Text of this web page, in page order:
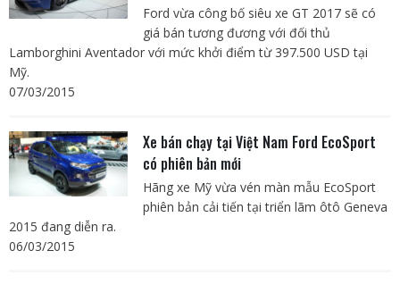
Ford vừa công bố siêu xe GT 2017 sẽ có
giá bán tương đương với đối thủ
Lamborghini Aventador với mức khởi điểm từ 397.500 USD tại
Mỹ.
07/03/2015
Xe bán chạy tại Việt Nam Ford EcoSport
có phiên bản mới
Hãng xe Mỹ vừa vén màn mẫu EcoSport
phiên bản cải tiến tại triển lãm ôtô Geneva
2015 đang diễn ra.
06/03/2015